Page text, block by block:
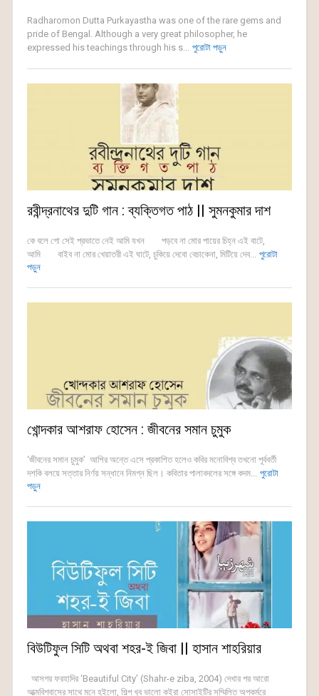
Radharomon Dutta Purkayastha was one of the rare gems and
pride of Bengal. Although a very great philosopher, he
expressed his teachings through his s... পুরোটা পড়ুন
রবীন্দ্রনাথের দুটি গান : ব্যক্তিগত পাঠ || সুমনকুমার দাশ
কে বলে গো সেই প্রভাতে নেই আমি যখন পড়বে না মোর পায়ের চিহ্ন এই বাটে,
আমি বাইব না মোর খেয়াতরী এই ঘাটে, চুকিয়ে দেবো বেচাকেনা, মিটিয়ে দেব... পুরোটা
পড়ুন
খোন্দকার আশরাফ হোসেন : জীবনের সমান চুমুক
‘জীবনের সমান চুমুক’ আশির অন্তে এসে প্রকাশিত হলেও কবির মনোবিশ্ব তখনো পূর্ববর্তী
দশকি বলয়ে সত্তার নির্ণয় সন্ধানে নিমগ্ন ছিল। কবিতার পালাবদলের সঙ্গে কদম... পুরোটা
পড়ুন
বিউটিফুল সিটি অথবা শহর-ই জিবা || হাসান শাহরিয়ার
আসগর ফরহাদির ‘Beautiful City’ (Shahr-e ziba, 2004) দেখার পর আরো
আত্মবিশ্বাসের সাথে মনে হইলো, শিল্প খুব ভালো কইরা সোসাইটির সম্মিলিত অপকর্মরে